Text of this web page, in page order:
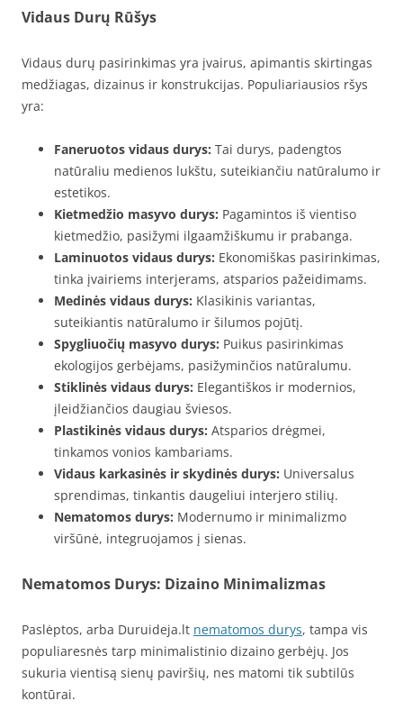
Vidaus Durų Rūšys
Vidaus durų pasirinkimas yra įvairus, apimantis skirtingas
medžiagas, dizainus ir konstrukcijas. Populiariausios ršys
yra:
Faneruotos vidaus durys: Tai durys, padengtos
natūraliu medienos lukštu, suteikiančiu natūralumo ir
estetikos.
Kietmedžio masyvo durys: Pagamintos iš vientiso
kietmedžio, pasižymi ilgaamžiškumu ir prabanga.
Laminuotos vidaus durys: Ekonomiškas pasirinkimas,
tinka įvairiems interjerams, atsparios pažeidimams.
Medinės vidaus durys: Klasikinis variantas,
suteikiantis natūralumo ir šilumos pojūtį.
Spygliuočių masyvo durys: Puikus pasirinkimas
ekologijos gerbėjams, pasižyminčios natūralumu.
Stiklinės vidaus durys: Elegantiškos ir modernios,
įleidžiančios daugiau šviesos.
Plastikinės vidaus durys: Atsparios drėgmei,
tinkamos vonios kambariams.
Vidaus karkasinės ir skydinės durys: Universalus
sprendimas, tinkantis daugeliui interjero stilių.
Nematomos durys: Modernumo ir minimalizmo
viršūnė, integruojamos į sienas.
Nematomos Durys: Dizaino Minimalizmas
Paslėptos, arba Duruideja.lt nematomos durys, tampa vis
populiaresnės tarp minimalistinio dizaino gerbėjų. Jos
sukuria vientisą sienų paviršių, nes matomi tik subtilūs
kontūrai.